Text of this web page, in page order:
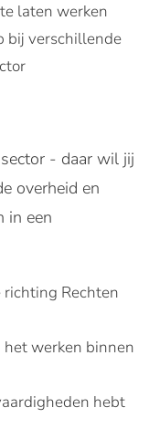
laten werken
bij verschillende
- daar wil jij
overheid en
in een
Rechten
werken binnen
hebt